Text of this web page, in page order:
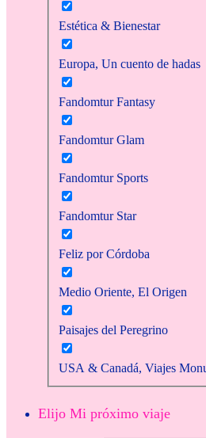
Estética & Bienestar
Europa, Un cuento de hadas
Fandomtur Fantasy
Fandomtur Glam
Fandomtur Sports
Fandomtur Star
Feliz por Córdoba
Medio Oriente, El Origen
Paisajes del Peregrino
USA & Canadá, Viajes
Elijo Mi próximo viaje